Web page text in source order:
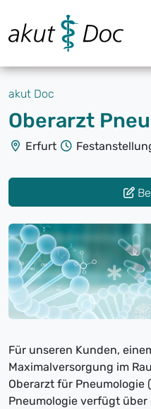
akut Doc
Erfurt
Für unseren Kunden,
Maximalversorgung im
Oberarzt für
Pneumologie verfügt über